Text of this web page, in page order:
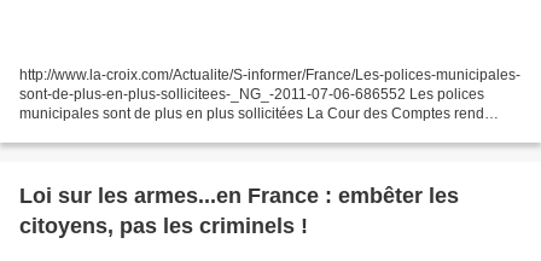
http://www.la-croix.com/Actualite/S-informer/France/Les-polices-municipales-
sont-de-plus-en-plus-sollicitees-_NG_-2011-07-06-686552 Les polices
municipales sont de plus en plus sollicitées La Cour des Comptes rend
Loi sur les armes...en France : embêter les
citoyens, pas les criminels !